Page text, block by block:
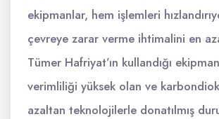
ekipmanlar, hem işlemleri
çevreye zarar verme ihtimalini en
Tümer Hafriyat’ın kullandığı
verimliliği yüksek olan ve
azaltan teknolojilerle donatılmış